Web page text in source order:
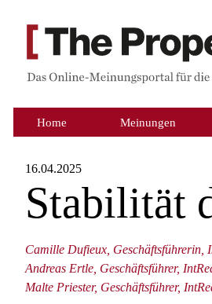
Home Meinungen
16.04.2025
Stabilität
Camille Dufieux, Geschäftsführerin,
Andreas Ertle, Geschäftsführer,
Malte Priester, Geschäftsführer,